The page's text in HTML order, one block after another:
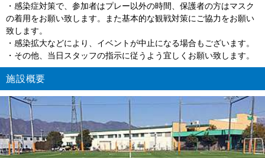
・感染症対策で、参加者はプレー以外の時間、保護者の方はマスク
の着用をお願い致します。また基本的な観戦対策にご協力をお願い
致します。
・感染拡大などにより、イベントが中止になる場合もございます。
・その他、当日スタッフの指示に従うよう宜しくお願い致します。
施設概要